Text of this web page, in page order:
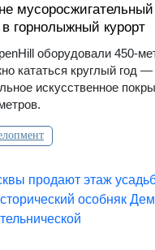
горнолыжный курорт
оборудовали 450-
кататься круглый год —
искусственное